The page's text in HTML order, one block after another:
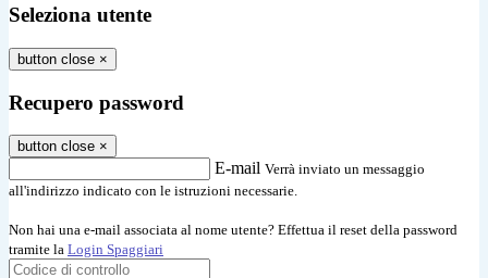
Seleziona utente
button close ×
Recupero password
button close ×
E-mail Verrà inviato un messaggio
all'indirizzo indicato con le istruzioni necessarie.
Non hai una e-mail associata al nome utente? Effettua il reset della password
tramite la Login Spaggiari